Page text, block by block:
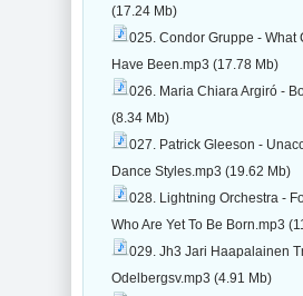
(17.24 Mb)
025. Condor Gruppe - What
Have Been.mp3 (17.78 Mb)
026. Maria Chiara Argiró -
(8.34 Mb)
027. Patrick Gleeson -
Dance Styles.mp3 (19.62 Mb)
028. Lightning Orchestra -
Who Are Yet To Be Born.mp3
029. Jh3 Jari Haapalainen
Odelbergsv.mp3 (4.91 Mb)